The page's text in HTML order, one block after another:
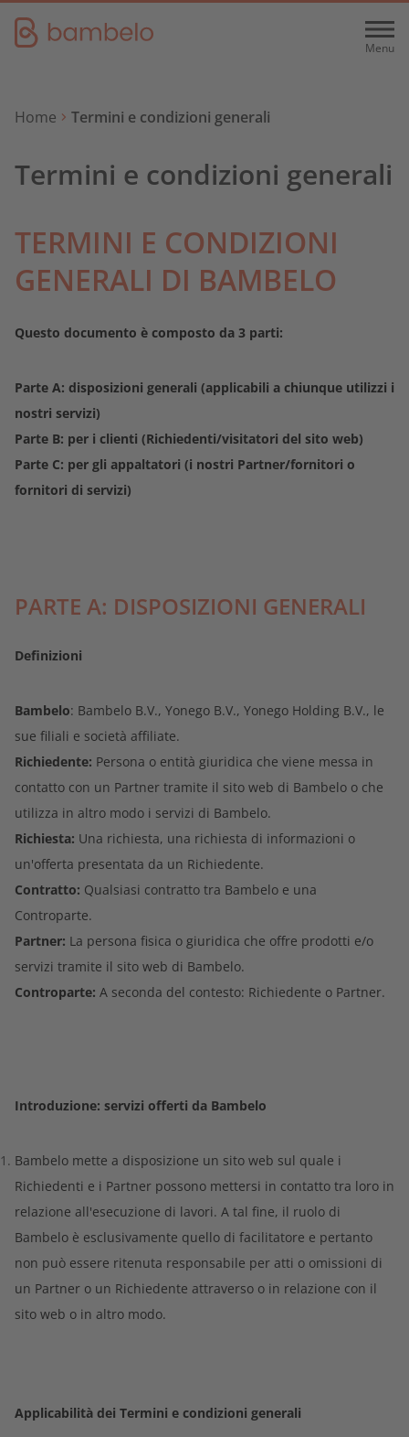
Menu
Menu
Servizi
Tutto ciò che riguarda l'edilizia abitativa
Noleggia o acquista pannelli solari o collettori
Sei pronto a ricevere piú
Scopri i vantaggi
Collaborazione
Lavorare per noi
English
België - Nederlands
Home Termini e condizioni generali
Termini e condizioni generali
TERMINI E CONDIZIONI
GENERALI DI BAMBELO
Questo documento è composto da 3 parti:
Parte A: disposizioni generali (applicabili a chiunque utilizzi i
nostri servizi)
Parte B: per i clienti (Richiedenti/visitatori del sito web)
Parte C: per gli appaltatori (i nostri Partner/fornitori o
fornitori di servizi)
PARTE A: DISPOSIZIONI GENERALI
Definizioni
Bambelo: Bambelo B.V., Yonego B.V., Yonego Holding B.V., le
sue filiali e società affiliate.
Richiedente: Persona o entità giuridica che viene messa in
contatto con un Partner tramite il sito web di Bambelo o che
utilizza in altro modo i servizi di Bambelo.
Richiesta: Una richiesta, una richiesta di informazioni o
un'offerta presentata da un Richiedente.
Contratto: Qualsiasi contratto tra Bambelo e una
Controparte.
Partner: La persona fisica o giuridica che offre prodotti e/o
servizi tramite il sito web di Bambelo.
Controparte: A seconda del contesto: Richiedente o Partner.
Introduzione: servizi offerti da Bambelo
Bambelo mette a disposizione un sito web sul quale i
Richiedenti e i Partner possono mettersi in contatto tra loro in
relazione all'esecuzione di lavori. A tal fine, il ruolo di
Bambelo è esclusivamente quello di facilitatore e pertanto
non può essere ritenuta responsabile per atti o omissioni di
un Partner o un Richiedente attraverso o in relazione con il
sito web o in altro modo.
Applicabilità dei Termini e condizioni generali